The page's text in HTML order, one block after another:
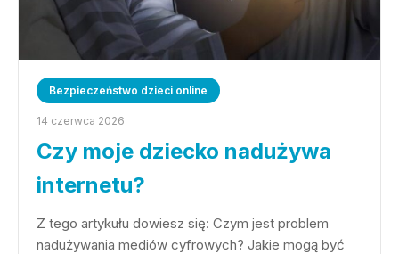
Bezpieczeństwo dzieci online
14 czerwca 2026
Czy moje dziecko nadużywa
internetu?
Z tego artykułu dowiesz się: Czym jest problem
nadużywania mediów cyfrowych? Jakie mogą być